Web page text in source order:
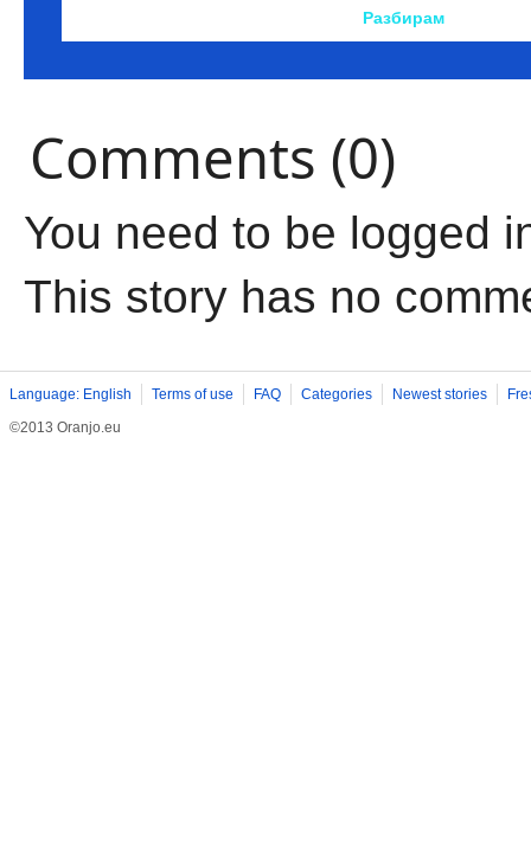
Comments (0)
You need to be logged
This story has no
Language: English Terms of use FAQ Categories Newest stories
©2013 Oranjo.eu